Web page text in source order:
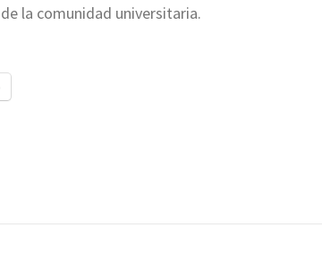
la comunidad universitaria.